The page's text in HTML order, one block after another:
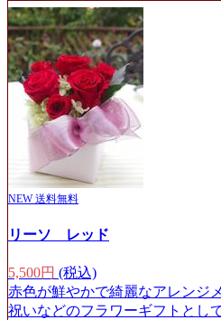
NEW 送料無料
リーソ レッド
5,500円 (税込)
赤色が鮮やかで綺麗なアレンジ
祝いなどのフラワーギフトとし